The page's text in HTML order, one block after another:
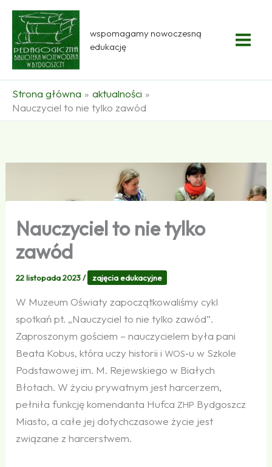
Przejdź
treści
wspomagamy nowoczesną
edukację
Strona główna
aktualności
Nauczyciel to nie tylko zawód
Nauczyciel to nie tylko
zawód
22 listopada 2023/ zajęcia edukacyjne
W Muzeum Oświaty zapoczątkowaliśmy cykl
spotkań pt. „Nauczyciel to nie tylko zawód”.
Zaproszonym gościem – nauczycielem była pani
Beata Kobus, która uczy historii iWOS‑u w Szkole
Podstawowej im. M. Rejewskiego w Białych
Błotach. W życiu prywatnym jest harcerzem,
pełniła funkcję komendanta Hufca ZHP Bydgoszcz
Miasto, a całe jej dotychczasowe życie jest
związane z harcerstwem.